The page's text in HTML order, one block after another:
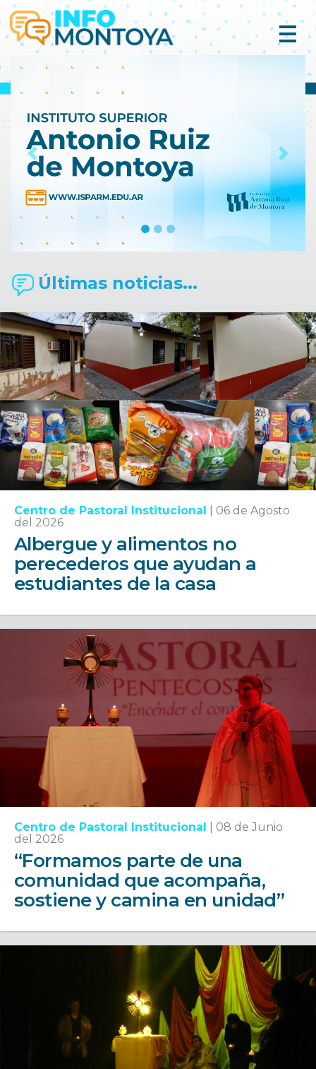
Previous Next
Últimas noticias...
Centro de Pastoral Institucional
06 de Agosto
del 2026
Albergue y alimentos no
perecederos que ayudan a
estudiantes de la casa
Centro de Pastoral Institucional
08 de Junio
del 2026
“Formamos parte de una
comunidad que acompaña,
sostiene y camina en unidad”